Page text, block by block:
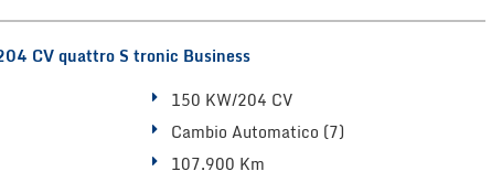
CV quattro S tronic Business
150 KW/204 CV
Cambio Automatico (7)
107.900 Km